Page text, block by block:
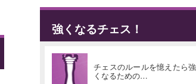
強くなるチェス！
チェスのルールを憶えたら強
くなるための…